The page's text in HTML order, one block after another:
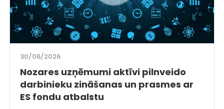
30/06/2026
Nozares uzņēmumi aktīvi pilnveido
darbinieku zināšanas un prasmes ar
ES fondu atbalstu